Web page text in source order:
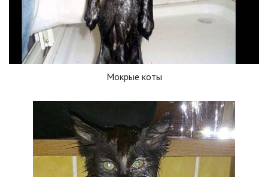
Мокрые коты